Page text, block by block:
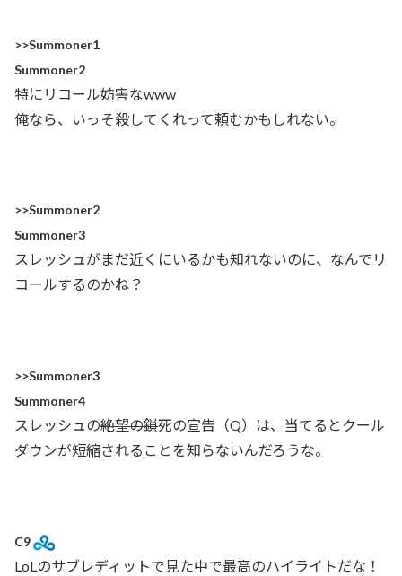
>>Summoner1
Summoner2
特にリコール妨害なwww
俺なら、いっそ殺してくれって頼むかもしれない。
>>Summoner2
Summoner3
スレッシュがまだ近くにいるかも知れないのに、なんでリ
コールするのかね？
>>Summoner3
Summoner4
スレッシュの絶望の鎖死の宣告（Q）は、当てるとクール
ダウンが短縮されることを知らないんだろうな。
C9
LoLのサブレディットで見た中で最高のハイライトだな！